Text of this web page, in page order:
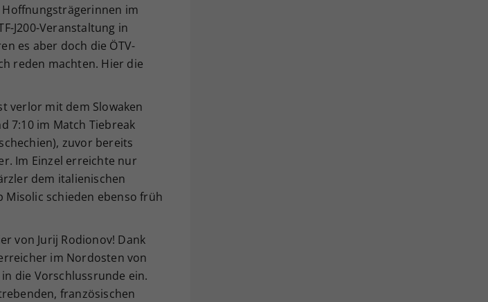
im
J200-Veranstaltung in
es aber doch die ÖTV-
reden machten. Hier die
verlor mit dem Slowaken
7:10 im Match Tiebreak
zuvor bereits
Im Einzel erreichte nur
dem italienischen
schieden ebenso früh
von Jurij Rodionov! Dank
im Nordosten von
die Vorschlussrunde ein.
französischen